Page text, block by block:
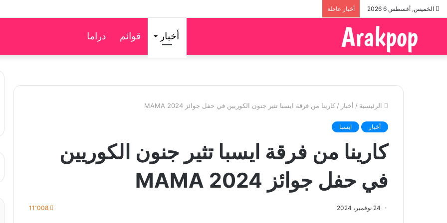
الخميس, أغسطس 6 2026 أخبار عاجلة
أخبار قوائم دراما
الرئيسية / أخبار / كارينا من فرقة ايسبا تثير جنون الكوريين في حفل جوائز MAMA 2024
أخبار ايسبا
كارينا من فرقة ايسبا تثير جنون الكوريين
في حفل جوائز MAMA 2024
24 نوفمبر، 2024 11٬008